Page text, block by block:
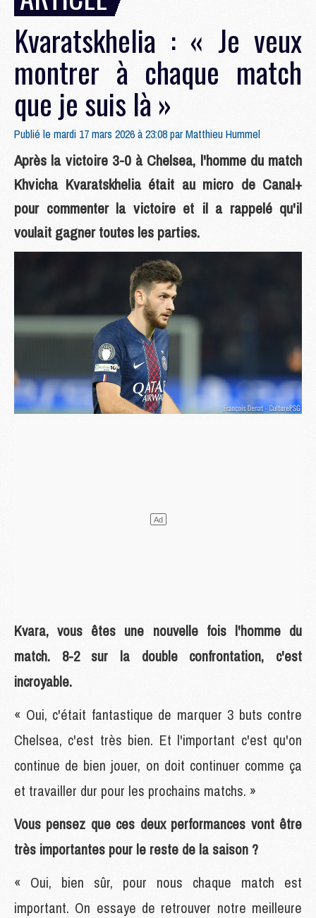
Kvaratskhelia : « Je veux
montrer à chaque match
que je suis là »
Publié le mardi 17 mars 2026 à 23:08 parMatthieu Hummel
Après la victoire 3-0 à Chelsea, l'homme du match
Khvicha Kvaratskhelia était au micro de Canal+
pour commenter la victoire et il a rappelé qu'il
voulait gagner toutes les parties.
Kvara, vous êtes une nouvelle fois l'homme du
match. 8-2 sur la double confrontation, c'est
incroyable.
« Oui, c'était fantastique de marquer 3 buts contre
Chelsea, c'est très bien. Et l'important c'est qu'on
continue de bien jouer, on doit continuer comme ça
et travailler dur pour les prochains matchs. »
Vous pensez que ces deux performances vont être
très importantes pour le reste de la saison ?
« Oui, bien sûr, pour nous chaque match est
important. On essaye de retrouver notre meilleure